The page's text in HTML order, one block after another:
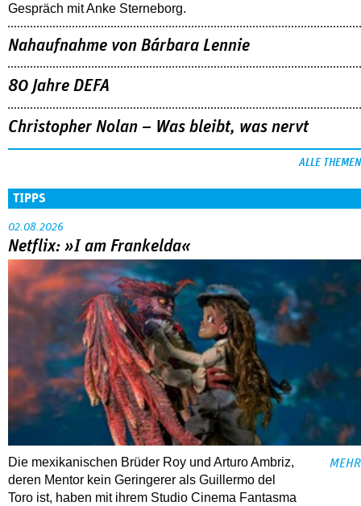
Gespräch mit Anke Sterneborg.
Nahaufnahme von Bárbara Lennie
80 Jahre DEFA
Christopher Nolan – Was bleibt, was nervt
ALLE THEMEN
TIPPS
02.08.2026
Netflix: »I am Frankelda«
Die mexikanischen Brüder Roy und Arturo Ambriz,
deren Mentor kein Geringerer als Guillermo del
Toro ist, haben mit ihrem Studio Cinema Fantasma
MEHR